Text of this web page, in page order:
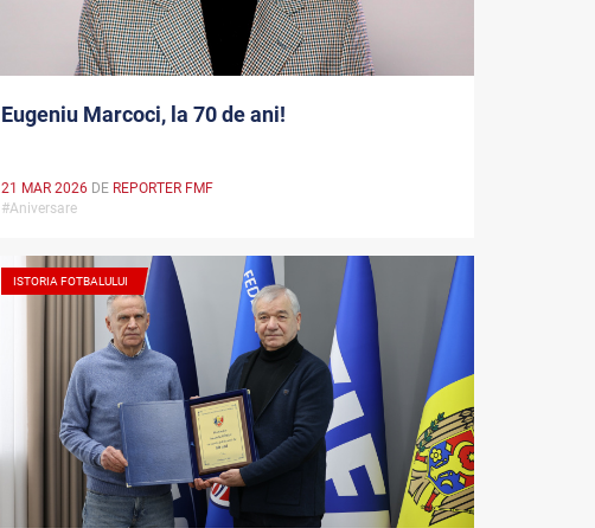
Eugeniu Marcoci, la 70 de ani!
21 MAR 2026 DE REPORTER FMF
#Aniversare
ISTORIA FOTBALULUI